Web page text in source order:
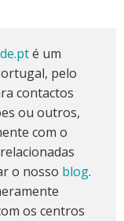
é um
pelo
contactos
ou outros,
com o
o nosso blog.
os centros